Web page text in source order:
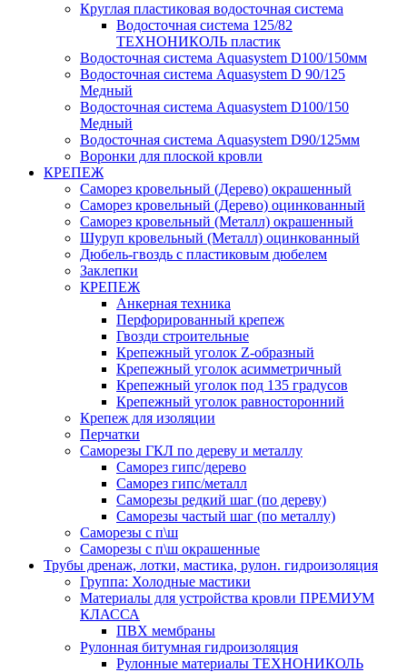
Круглая пластиковая водосточная система
Водосточная система 125/82
ТЕХНОНИКОЛЬ пластик
Водосточная система Aquasystem D100/150мм
Водосточная система Aquasystem D 90/125
Медный
Водосточная система Aquasystem D100/150
Медный
Водосточная система Aquasystem D90/125мм
Воронки для плоской кровли
КРЕПЕЖ
Саморез кровельный (Дерево) окрашенный
Саморез кровельный (Дерево) оцинкованный
Саморез кровельный (Металл) окрашенный
Шуруп кровельный (Металл) оцинкованный
Дюбель-гвоздь с пластиковым дюбелем
Заклепки
КРЕПЕЖ
Анкерная техника
Перфорированный крепеж
Гвозди строительные
Крепежный уголок Z-образный
Крепежный уголок асимметричный
Крепежный уголок под 135 градусов
Крепежный уголок равносторонний
Крепеж для изоляции
Перчатки
Саморезы ГКЛ по дереву и металлу
Саморез гипс/дерево
Саморез гипс/металл
Саморезы редкий шаг (по дереву)
Саморезы частый шаг (по металлу)
Саморезы с п\ш
Саморезы с п\ш окрашенные
Трубы дренаж, лотки, мастика, рулон. гидроизоляция
Группа: Холодные мастики
Материалы для устройства кровли ПРЕМИУМ
КЛАССА
ПВХ мембраны
Рулонная битумная гидроизоляция
Рулонные материалы ТЕХНОНИКОЛЬ